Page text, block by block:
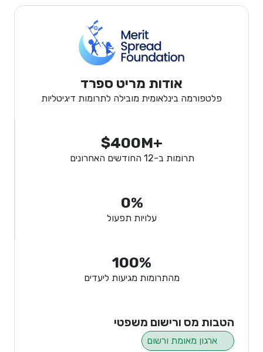
אודות מריט ספרד
פלטפורמה בינלאומית מובילה לתרומות דיגיטליות
$400M+
תרומות ב-12 החודשים האחרונים
0%
עלויות תפעול
100%
מהתרומות מגיעות ליעדים
הטבות מס ורישום משפטי
ארגון מאומת ורשום